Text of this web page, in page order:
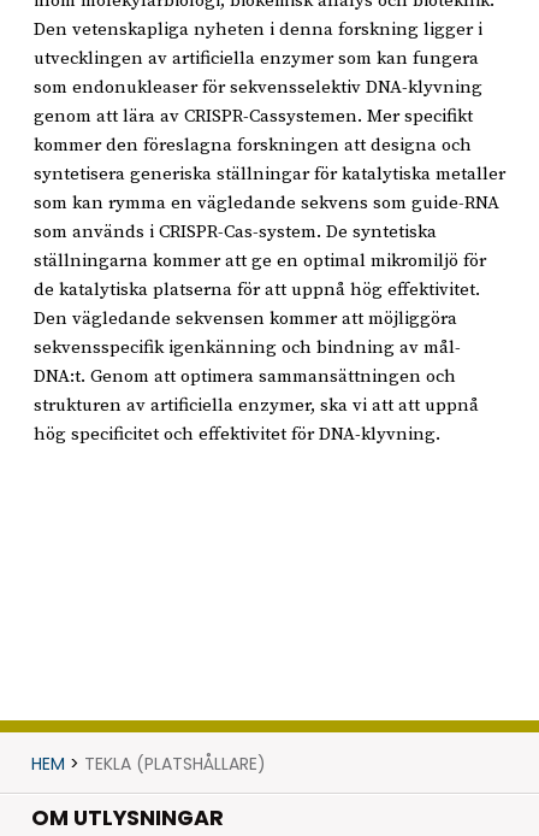
Den vetenskapliga nyheten i denna forskning ligger i
utvecklingen av artificiella enzymer som kan fungera
som endonukleaser för sekvensselektiv DNA-klyvning
genom att lära av CRISPR-Cassystemen. Mer specifikt
kommer den föreslagna forskningen att designa och
syntetisera generiska ställningar för katalytiska metaller
som kan rymma en vägledande sekvens som guide-RNA
som används i CRISPR-Cas-system. De syntetiska
ställningarna kommer att ge en optimal mikromiljö för
de katalytiska platserna för att uppnå hög effektivitet.
Den vägledande sekvensen kommer att möjliggöra
sekvensspecifik igenkänning och bindning av mål-
DNA:t. Genom att optimera sammansättningen och
strukturen av artificiella enzymer, ska vi att att uppnå
hög specificitet och effektivitet för DNA-klyvning.
HEM > TEKLA (PLATSHÅLLARE)
OM UTLYSNINGAR